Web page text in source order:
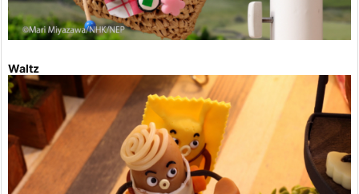
Waltz